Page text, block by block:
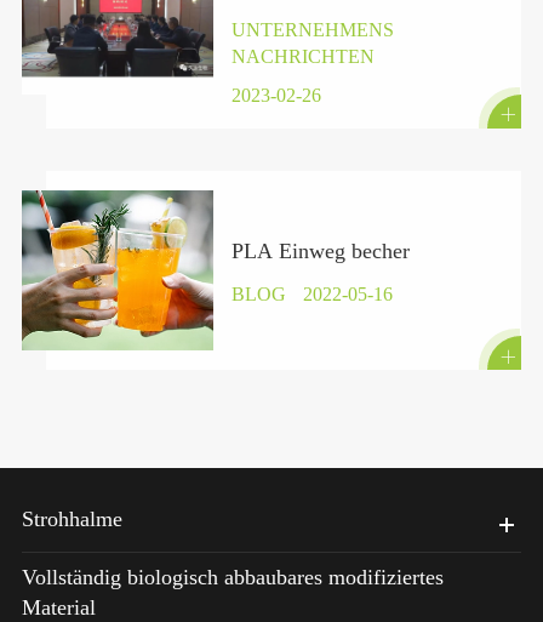
in der Provinz Hubei hat
offiziell einen Vertrag unter
zeichnet.
UNTERNEHMENS
NACHRICHTEN
2023-02-26

PLA Einweg becher
BLOG 2022-05-16

Strohhalme
Vollständig biologisch abbaubares modifiziertes
Material